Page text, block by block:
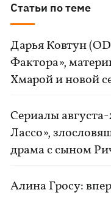
Статьи по теме
Дарья Ковтун
Фактора»,
Хмарой и новой
Сериалы
Лассо»,
драма с сыном
Алина Гросу: